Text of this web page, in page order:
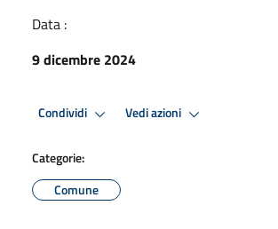
Data :
9 dicembre 2024
Condividi Vedi azioni
Categorie:
Comune